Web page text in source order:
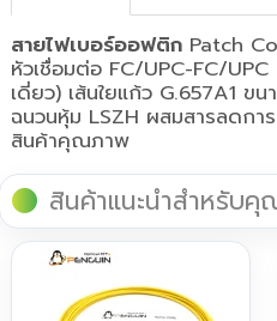
สายไฟเบอร์ออฟติกPatch
หัวเชื่อมต่อ FC/UPC-FC/
เดี่ยว) เส้นใยแก้ว G.657A1 ข
ฉนวนหุ้ม LSZH ผสมสารลดก
สินค้าคุณภาพ
สินค้าแนะนำสำหรับคุ